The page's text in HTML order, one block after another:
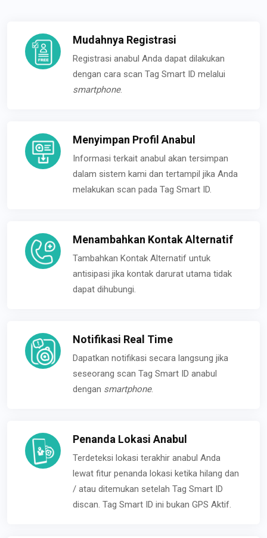
Mudahnya Registrasi
Registrasi anabul Anda dapat dilakukan
dengan cara scan Tag Smart ID melalui
smartphone.
Menyimpan Profil Anabul
Informasi terkait anabul akan tersimpan
dalam sistem kami dan tertampil jika Anda
melakukan scan pada Tag Smart ID.
Menambahkan Kontak Alternatif
Tambahkan Kontak Alternatif untuk
antisipasi jika kontak darurat utama tidak
dapat dihubungi.
Notifikasi Real Time
Dapatkan notifikasi secara langsung jika
seseorang scan Tag Smart ID anabul
dengan smartphone.
Penanda Lokasi Anabul
Terdeteksi lokasi terakhir anabul Anda
lewat fitur penanda lokasi ketika hilang dan
/ atau ditemukan setelah Tag Smart ID
discan. Tag Smart ID ini bukan GPS Aktif.